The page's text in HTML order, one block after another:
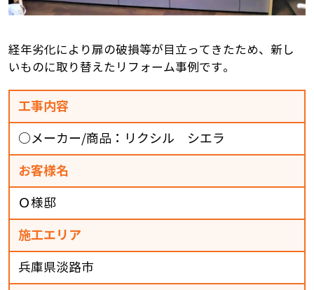
経年劣化により扉の破損等が目立ってきたため、新し
いものに取り替えたリフォーム事例です。
工事内容
○メーカー/商品：リクシル シエラ
お客様名
Ｏ様邸
施工エリア
兵庫県淡路市